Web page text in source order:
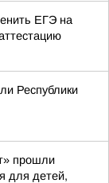
ЕГЭ на
Республики
прошли
для детей,